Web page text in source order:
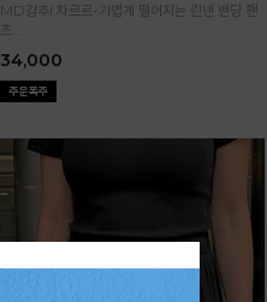
MD강추! 차르르-가볍게 떨어지는 린넨 밴딩 팬
츠
34,000